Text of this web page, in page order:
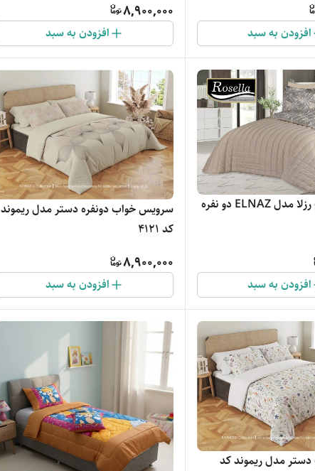
افزودن به سبد
8,900,000
افزودن به سبد
سرویس خواب رزلا مدل ELNAZ دو نفره
افزودن به سبد
سرویس خواب دونفره دستر مدل ریموند
کد 4121
8,900,000
افزودن به سبد
مدل ریموند کد